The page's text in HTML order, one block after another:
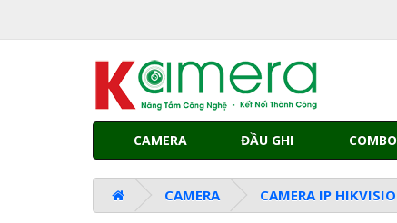
CAMERA ĐẦU GHI COMBO
CAMERA CAMERA IP